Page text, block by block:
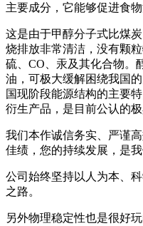
主要成分，它能够促进食
这是由于甲醇分子式比煤
烧排放非常清洁，没有颗
硫、CO、汞及其化合物。
油，可极大缓解困绕我国
国现阶段能源结构的主要
衍生产品，是目前公认的
我们本作诚信务实、严谨
佳绩，您的持续发展，是
公司始终坚持以人为本、
之路。
另外物理稳定性也是很好